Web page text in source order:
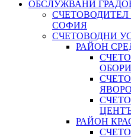
ОБСЛУЖВАНИ
СОФИЯ
СЧЕТОВОДНИ
РАЙОН
РАЙОН